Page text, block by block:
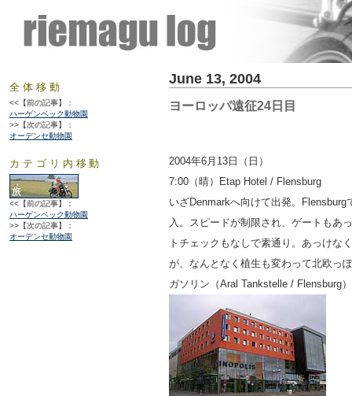
June 13, 2004
ヨーロッパ遠征24日目
2004年6月13日（日）
7:00（晴）Etap Hotel / Flensburg
いざDenmarkへ向けて出発。
入。スピードが制限され、ゲートもあ
トチェックもなしで素通り。あっけな
が、なんとなく植生も変わって北欧っ
ガソリン（Aral Tankstelle / Flensburg
全体移動
<<【前の記事】：
ハーゲンベック動物園
>>【次の記事】：
オーデンセ動物園
カテゴリ内移動
<<【前の記事】：
ハーゲンベック動物園
>>【次の記事】：
オーデンセ動物園